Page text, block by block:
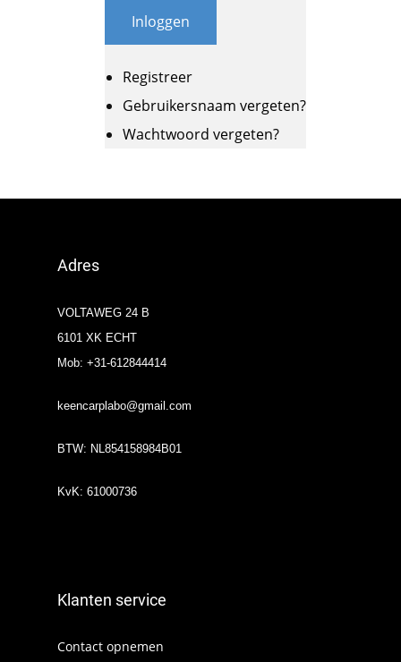
Inloggen
Registreer
Gebruikersnaam vergeten?
Wachtwoord vergeten?
Adres
VOLTAWEG 24 B
6101 XK ECHT
Mob: +31-612844414
keencarplabo@gmail.com
BTW: NL854158984B01
KvK: 61000736
Klanten service
Contact opnemen